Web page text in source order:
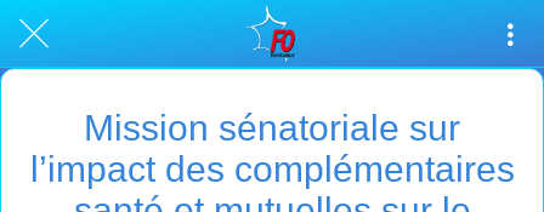
Mission sénatoriale sur
l’impact des complémentaires